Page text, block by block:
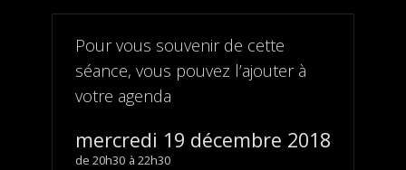
Pour vous souvenir de cette
séance, vous pouvez l’ajouter à
votre agenda
mercredi 19 décembre 2018
20h30 22h30